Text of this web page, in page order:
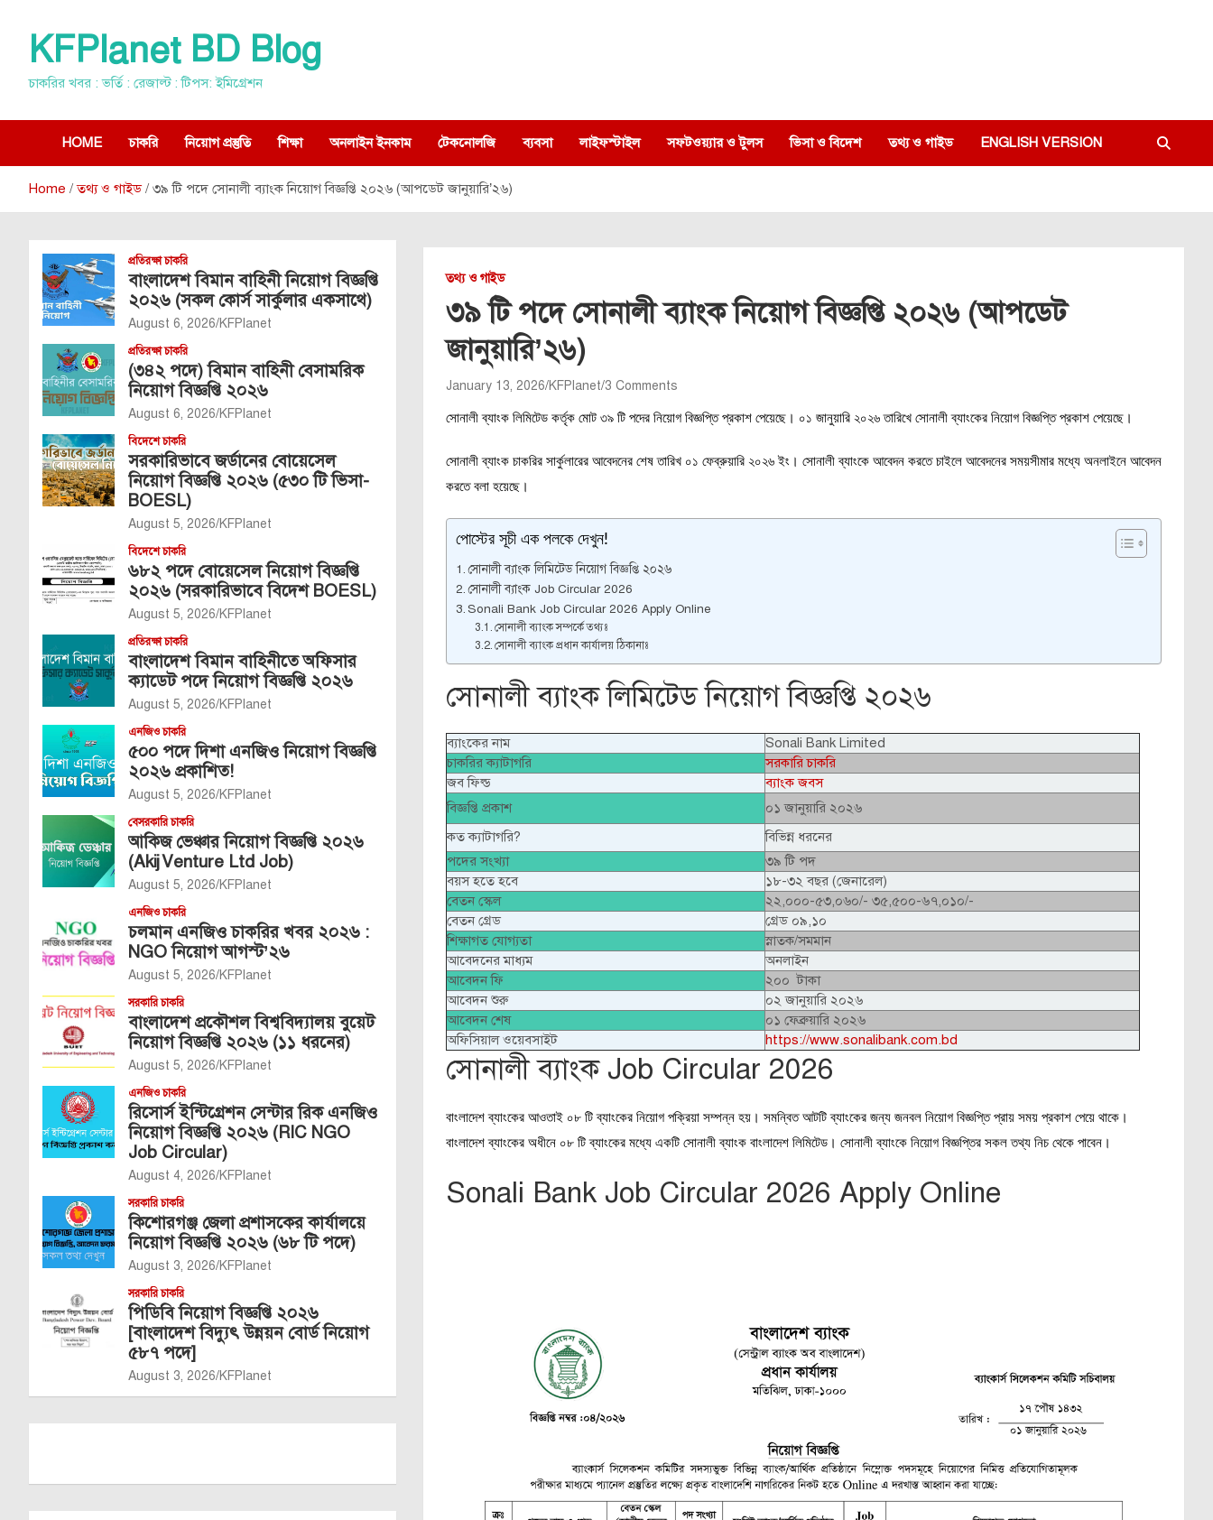
contentKFPlanet BD Blog
চাকরির খবর : ভর্তি : রেজাল্ট : টিপস: ইমিগ্রেশন
HOME চাকরি নিয়োগ প্রস্তুতি শিক্ষা অনলাইন ইনকাম টেকনোলজি ব্যবসা লাইফস্টাইল সফটওয়্যার ও টুলস ভিসা ও বিদেশ তথ্য ও গাইড ENGLISH VERSION
Home তথ্য ও গাইড ৩৯ টি পদে সোনালী ব্যাংক নিয়োগ বিজ্ঞপ্তি ২০২৬ (আপডেট জানুয়ারি’২৬)
তথ্য ও গাইড
৩৯ টি পদে সোনালী ব্যাংক নিয়োগ বিজ্ঞপ্তি ২০২৬ (আপডেট
জানুয়ারি’২৬)
January 13, 2026 KFPlanet 3 Comments
সোনালী ব্যাংক লিমিটেড কর্তৃক মোট ৩৯ টি পদের নিয়োগ বিজ্ঞপ্তি প্রকাশ পেয়েছে। ০১ জানুয়ারি ২০২৬ তারিখে সোনালী ব্যাংকের নিয়োগ বিজ্ঞপ্তি প্রকাশ পেয়েছে।
সোনালী ব্যাংক চাকরির সার্কুলারের আবেদনের শেষ তারিখ ০১ ফেব্রুয়ারি ২০২৬ ইং। সোনালী ব্যাংকে আবেদন করতে চাইলে আবেদনের সময়সীমার মধ্যে অনলাইনে আবেদন
করতে বলা হয়েছে।
পোস্টের সূচী এক পলকে দেখুন!
সোনালী ব্যাংক লিমিটেড নিয়োগ বিজ্ঞপ্তি ২০২৬
সোনালী ব্যাংক Job Circular 2026
Sonali Bank Job Circular 2026 Apply Online
সোনালী ব্যাংক সম্পর্কে তথ্যঃ
সোনালী ব্যাংক প্রধান কার্যালয় ঠিকানাঃ
সোনালী ব্যাংক লিমিটেড নিয়োগ বিজ্ঞপ্তি ২০২৬
ব্যাংকের নাম
Sonali Bank Limited
চাকরির ক্যাটাগরি
সরকারি চাকরি
জব ফিল্ড
ব্যাংক জবস
বিজ্ঞপ্তি প্রকাশ
০১ জানুয়ারি ২০২৬
কত ক্যাটাগরি?
বিভিন্ন ধরনের
পদের সংখ্যা
৩৯ টি পদ
বয়স হতে হবে
১৮-৩২ বছর (জেনারেল)
বেতন স্কেল
২২,০০০-৫৩,০৬০/- ৩৫,৫০০-৬৭,০১০/-
বেতন গ্রেড
গ্রেড ০৯,১০
শিক্ষাগত যোগ্যতা
স্নাতক/সমমান
আবেদনের মাধ্যম
অনলাইন
আবেদন ফি
২০০ টাকা
আবেদন শুরু
০২ জানুয়ারি ২০২৬
আবেদন শেষ
০১ ফেব্রুয়ারি ২০২৬
অফিসিয়াল ওয়েবসাইট
https://www.sonalibank.com.bd
সোনালী ব্যাংক Job Circular 2026
বাংলাদেশ ব্যাংকের আওতাই ০৮ টি ব্যাংকের নিয়োগ পক্রিয়া সম্পন্ন হয়। সমন্বিত আটটি ব্যাংকের জন্য জনবল নিয়োগ বিজ্ঞপ্তি প্রায় সময় প্রকাশ পেয়ে থাকে।
বাংলাদেশ ব্যাংকের অধীনে ০৮ টি ব্যাংকের মধ্যে একটি সোনালী ব্যাংক বাংলাদেশ লিমিটেড। সোনালী ব্যাংকে নিয়োগ বিজ্ঞপ্তির সকল তথ্য নিচ থেকে পাবেন।
Sonali Bank Job Circular 2026 Apply Online
প্রতিরক্ষা চাকরি
বাংলাদেশ বিমান বাহিনী নিয়োগ বিজ্ঞপ্তি
২০২৬ (সকল কোর্স সার্কুলার একসাথে)
August 6, 2026 KFPlanet
প্রতিরক্ষা চাকরি
(৩৪২ পদে) বিমান বাহিনী বেসামরিক
নিয়োগ বিজ্ঞপ্তি ২০২৬
August 6, 2026 KFPlanet
বিদেশে চাকরি
সরকারিভাবে জর্ডানের বোয়েসেল
নিয়োগ বিজ্ঞপ্তি ২০২৬ (৫৩০ টি ভিসা-
BOESL)
August 5, 2026 KFPlanet
বিদেশে চাকরি
৬৮২ পদে বোয়েসেল নিয়োগ বিজ্ঞপ্তি
২০২৬ (সরকারিভাবে বিদেশ BOESL)
August 5, 2026 KFPlanet
প্রতিরক্ষা চাকরি
বাংলাদেশ বিমান বাহিনীতে অফিসার
ক্যাডেট পদে নিয়োগ বিজ্ঞপ্তি ২০২৬
August 5, 2026 KFPlanet
এনজিও চাকরি
৫০০ পদে দিশা এনজিও নিয়োগ বিজ্ঞপ্তি
২০২৬ প্রকাশিত!
August 5, 2026 KFPlanet
বেসরকারি চাকরি
আকিজ ভেঞ্চার নিয়োগ বিজ্ঞপ্তি ২০২৬
(Akij Venture Ltd Job)
August 5, 2026 KFPlanet
এনজিও চাকরি
চলমান এনজিও চাকরির খবর ২০২৬ :
NGO নিয়োগ আগস্ট’২৬
August 5, 2026 KFPlanet
সরকারি চাকরি
বাংলাদেশ প্রকৌশল বিশ্ববিদ্যালয় বুয়েট
নিয়োগ বিজ্ঞপ্তি ২০২৬ (১১ ধরনের)
August 5, 2026 KFPlanet
এনজিও চাকরি
রিসোর্স ইন্টিগ্রেশন সেন্টার রিক এনজিও
নিয়োগ বিজ্ঞপ্তি ২০২৬ (RIC NGO
Job Circular)
August 4, 2026 KFPlanet
সরকারি চাকরি
কিশোরগঞ্জ জেলা প্রশাসকের কার্যালয়ে
নিয়োগ বিজ্ঞপ্তি ২০২৬ (৬৮ টি পদে)
August 3, 2026 KFPlanet
সরকারি চাকরি
পিডিবি নিয়োগ বিজ্ঞপ্তি ২০২৬
[বাংলাদেশ বিদ্যুৎ উন্নয়ন বোর্ড নিয়োগ
৫৮৭ পদে]
August 3, 2026 KFPlanet